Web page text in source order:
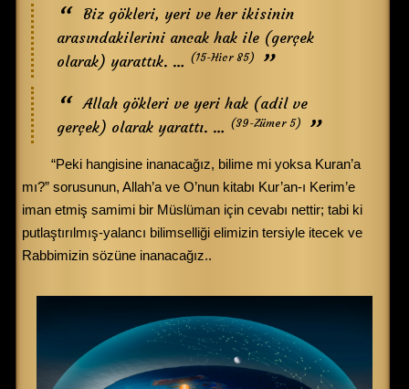
Biz gökleri, yeri ve her ikisinin
arasındakilerini ancak hak ile (gerçek
olarak) yarattık. … (15-Hicr 85)
Allah gökleri ve yeri hak (adil ve
gerçek) olarak yarattı. … (39-Zümer 5)
“Peki hangisine inanacağız, bilime mi yoksa Kuran’a
mı?” sorusunun, Allah’a ve O’nun kitabı Kur’an-ı Kerim’e
iman etmiş samimi bir Müslüman için cevabı nettir; tabi ki
putlaştırılmış-yalancı bilimselliği elimizin tersiyle itecek ve
Rabbimizin sözüne inanacağız..